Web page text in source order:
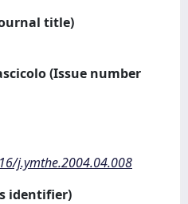
title)
(Issue number
j.ymthe.2004.04.008
identifier)